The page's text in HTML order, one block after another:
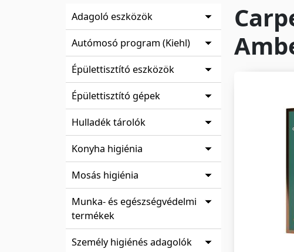
Adagoló eszközök
Autómosó program (Kiehl)
Épülettisztító eszközök
Épülettisztító gépek
Hulladék tárolók
Konyha higiénia
Mosás higiénia
Munka- és egészségvédelmi
termékek
Személy higiénés adagolók